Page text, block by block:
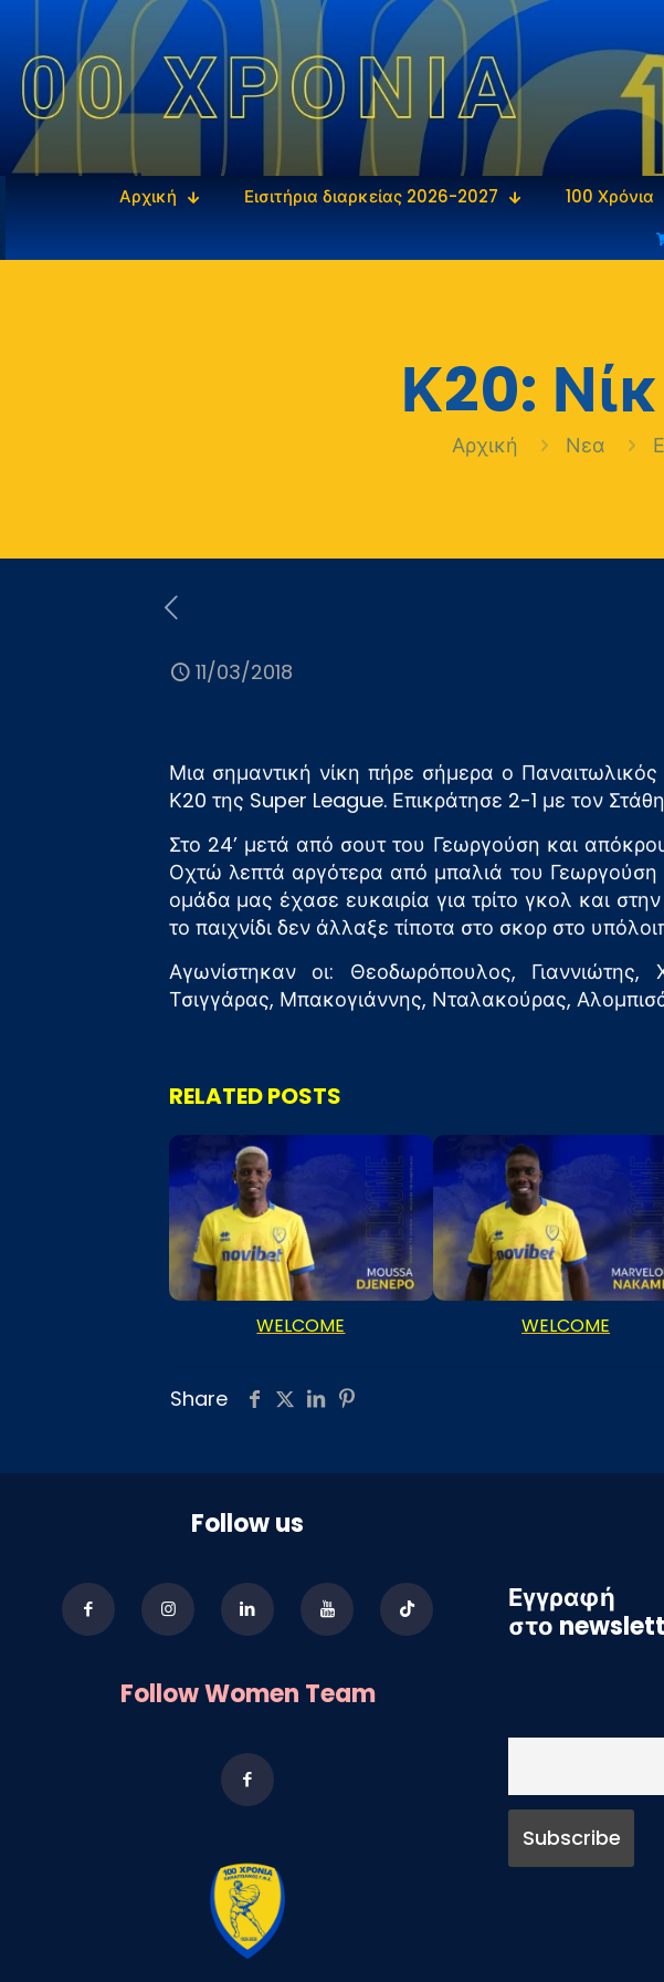
Αρχική Εισιτήρια διαρκείας 2026-2027 100 Χρόνια
Κ20:
Αρχική Νεα
11/03/2018
Μια σημαντική νίκη πήρε σήμερα ο
Κ20 της Super League. Επικράτησε 2-1 με τον
Στο 24’ μετά από σουτ του Γεωργούση και
Οχτώ λεπτά αργότερα από μπαλιά του
ομάδα μας έχασε ευκαιρία για τρίτο γκολ και
το παιχνίδι δεν άλλαξε τίποτα στο σκορ στο
Αγωνίστηκαν οι: Θεοδωρόπουλος, Γιαννιώτης,
Τσιγγάρας, Μπακογιάννης, Νταλακούρας,
RELATED POSTS
WELCOME WELCOME
Share
Follow us
Follow Women Team
Εγγραφή
στο